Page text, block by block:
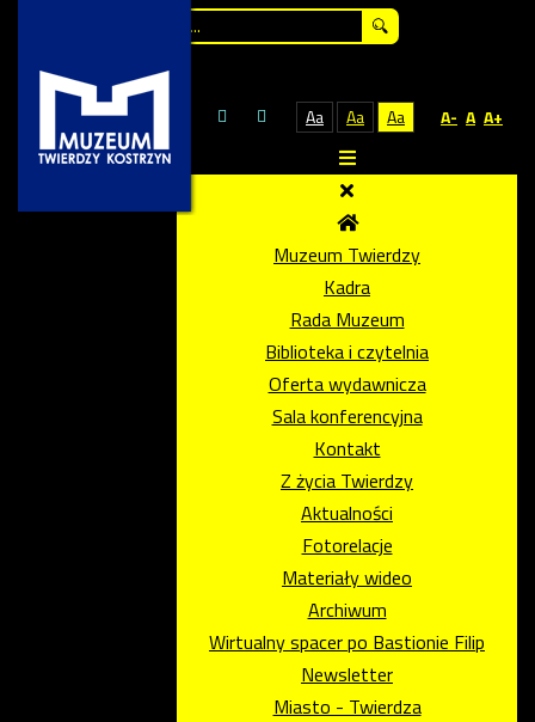
Aa Aa Aa A- A A+
Muzeum Twierdzy
Kadra
Rada Muzeum
Biblioteka i czytelnia
Oferta wydawnicza
Sala konferencyjna
Kontakt
Z życia Twierdzy
Aktualności
Fotorelacje
Materiały wideo
Archiwum
Wirtualny spacer po Bastionie Filip
Newsletter
Miasto - Twierdza